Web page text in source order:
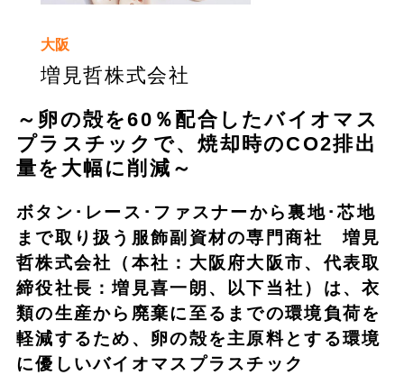
大阪
増見哲株式会社
～卵の殻を60％配合したバイオマス
プラスチックで、焼却時のCO2排出
量を大幅に削減～
ボタン･レース･ファスナーから裏地･芯地
まで取り扱う服飾副資材の専門商社 増見
哲株式会社（本社：大阪府大阪市、代表取
締役社長：増見喜一朗、以下当社）は、衣
類の生産から廃棄に至るまでの環境負荷を
軽減するため、卵の殻を主原料とする環境
に優しいバイオマスプラスチック